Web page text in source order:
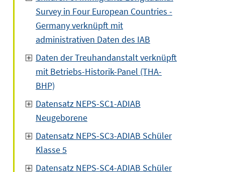
Survey in Four European Countries -
Germany verknüpft mit
administrativen Daten des IAB
Daten der Treuhandanstalt verknüpft
mit Betriebs-Historik-Panel (THA-
BHP)
Datensatz NEPS-SC1-ADIAB
Neugeborene
Datensatz NEPS-SC3-ADIAB Schüler
Klasse 5
Datensatz NEPS-SC4-ADIAB Schüler